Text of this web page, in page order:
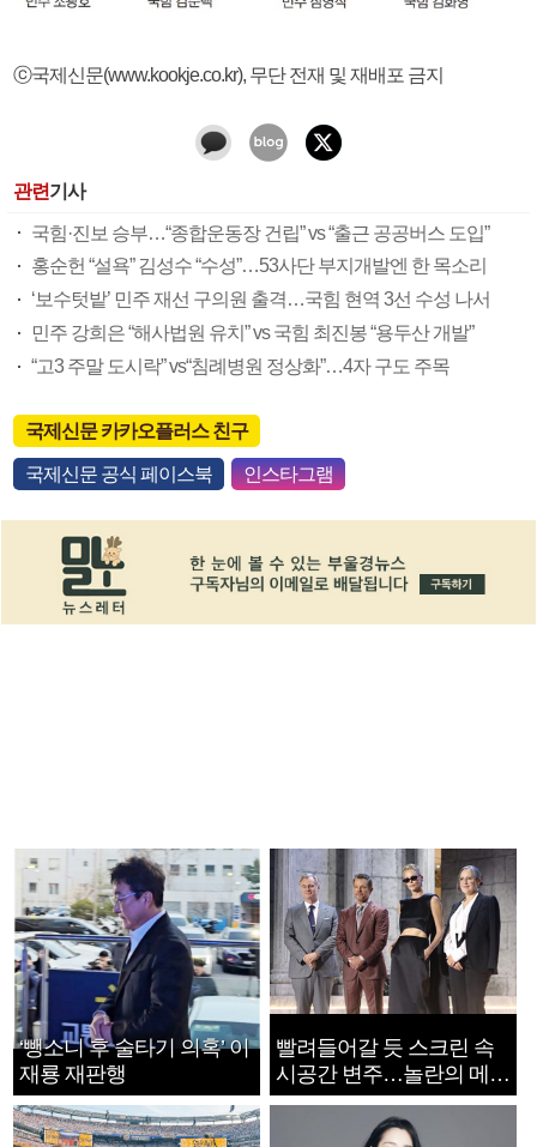
ⓒ국제신문(www.kookje.co.kr), 무단 전재 및 재배포 금지
관련기사
국힘·진보 승부…“종합운동장 건립” vs “출근 공공버스 도입”
홍순헌 “설욕” 김성수 “수성”…53사단 부지개발엔 한 목소리
‘보수텃밭’ 민주 재선 구의원 출격…국힘 현역 3선 수성 나서
민주 강희은 “해사법원 유치” vs 국힘 최진봉 “용두산 개발”
“고3 주말 도시락” vs“침례병원 정상화”…4자 구도 주목
국제신문 카카오플러스 친구
국제신문 공식 페이스북 인스타그램
‘뺑소니 후 술타기 의혹’ 이
재룡 재판행
빨려들어갈 듯 스크린 속
시공간 변주…놀란의 메시
지는 ‘전쟁 속죄’